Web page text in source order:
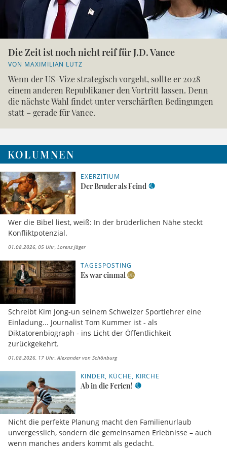
Die Zeit ist noch nicht reif für J.D. Vance
VON MAXIMILIAN LUTZ
Wenn der US-Vize strategisch vorgeht, sollte er 2028
einem anderen Republikaner den Vortritt lassen. Denn
die nächste Wahl findet unter verschärften Bedingungen
statt – gerade für Vance.
KOLUMNEN
EXERZITIUM
Der Bruder als Feind
Wer die Bibel liest, weiß: In der brüderlichen Nähe steckt
Konfliktpotenzial.
01.08.2026, 05 Uhr Lorenz Jäger
TAGESPOSTING
Es war einmal
Schreibt Kim Jong-un seinem Schweizer Sportlehrer eine
Einladung... Journalist Tom Kummer ist - als
Diktatorenbiograph - ins Licht der Öffentlichkeit
zurückgekehrt.
01.08.2026, 17 Uhr Alexander von Schönburg
KINDER, KÜCHE, KIRCHE
Ab in die Ferien!
Nicht die perfekte Planung macht den Familienurlaub
unvergesslich, sondern die gemeinsamen Erlebnisse – auch
wenn manches anders kommt als gedacht.